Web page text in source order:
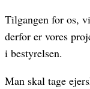
Tilgangen for os,
derfor er vores
i bestyrelsen.
Man skal tage